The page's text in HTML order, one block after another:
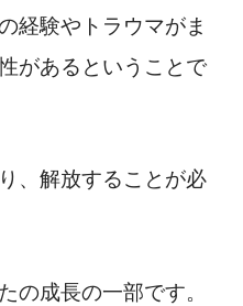
経験やトラウマがま
があるということで
、解放することが必
の成長の一部です。